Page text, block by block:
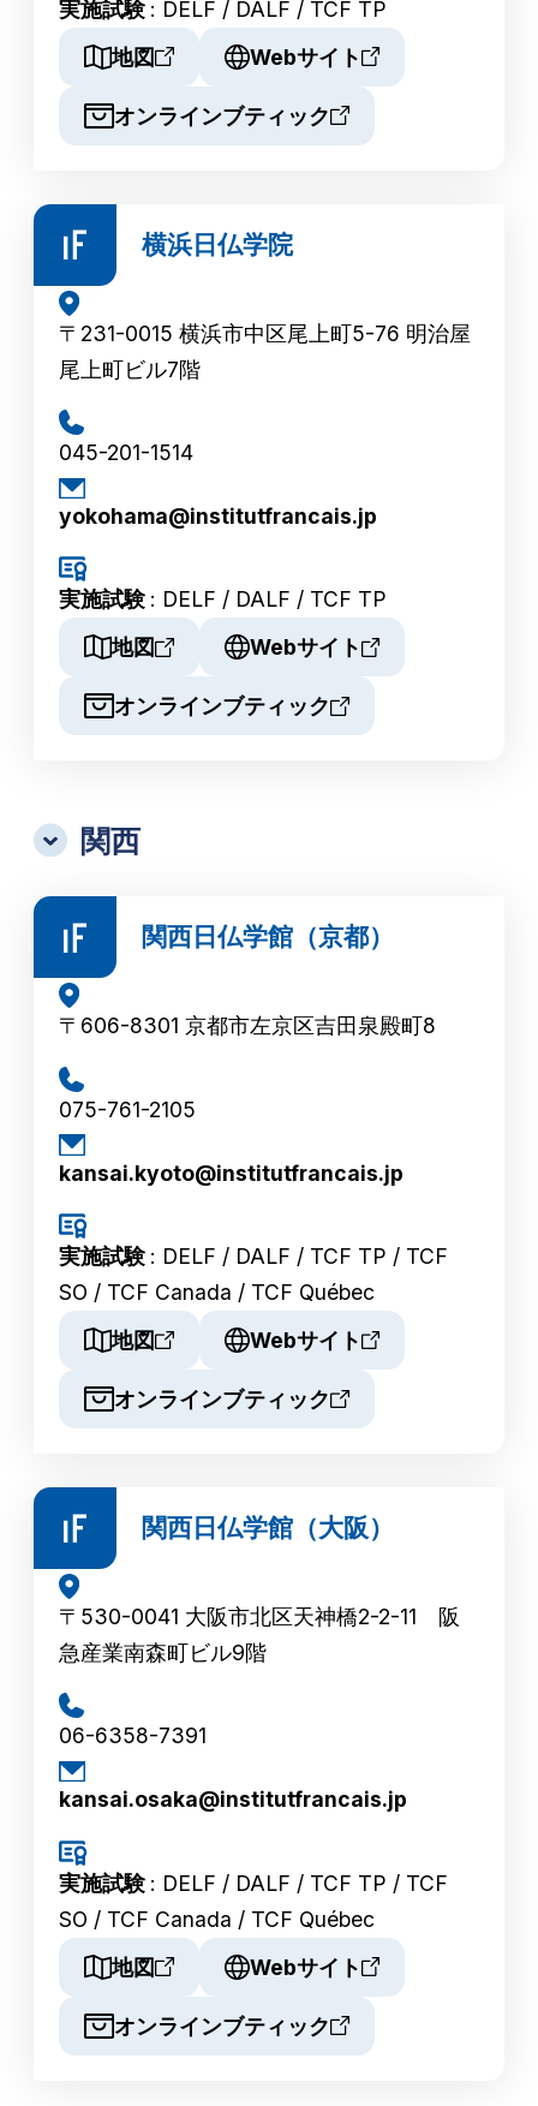
実施試験 : DELF / DALF / TCF TP
地図
Webサイト
オンラインブティック
横浜日仏学院
〒231-0015 横浜市中区尾上町5-76 明治屋
尾上町ビル7階
045-201-1514
yokohama@institutfrancais.jp
実施試験 : DELF / DALF / TCF TP
地図
Webサイト
オンラインブティック
関西
関西日仏学館（京都）
〒606-8301 京都市左京区吉田泉殿町8
075-761-2105
kansai.kyoto@institutfrancais.jp
実施試験 : DELF / DALF / TCF TP / TCF
SO / TCF Canada / TCF Québec
地図
Webサイト
オンラインブティック
関西日仏学館（大阪）
〒530-0041 大阪市北区天神橋2-2-11 阪
急産業南森町ビル9階
06-6358-7391
kansai.osaka@institutfrancais.jp
実施試験 : DELF / DALF / TCF TP / TCF
SO / TCF Canada / TCF Québec
地図
Webサイト
オンラインブティック